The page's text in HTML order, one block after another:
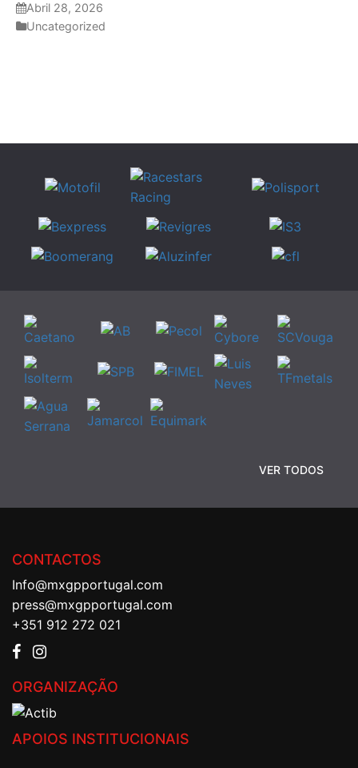
Abril 28, 2026
Uncategorized
VER TODOS
CONTACTOS
Info@mxgpportugal.com
press@mxgpportugal.com
+351 912 272 021
ORGANIZAÇÃO
APOIOS INSTITUCIONAIS